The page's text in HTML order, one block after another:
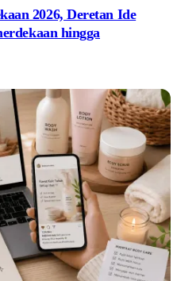
2026, Deretan Ide
hingga